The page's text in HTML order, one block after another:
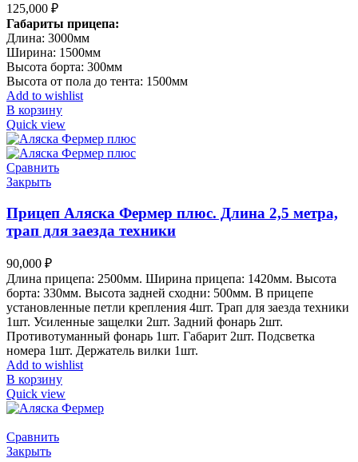
125,000 ₽
Габариты прицепа:
Длина: 3000мм
Ширина: 1500мм
Высота борта: 300мм
Высота от пола до тента: 1500мм
Add to wishlist
В корзину
Quick view
Сравнить
Закрыть
Прицеп Аляска Фермер плюс. Длина 2,5 метра,
трап для заезда техники
90,000 ₽
Длина прицепа: 2500мм. Ширина прицепа: 1420мм. Высота
борта: 330мм. Высота задней сходни: 500мм. В прицепе
установленные петли крепления 4шт. Трап для заезда техники
1шт. Усиленные защелки 2шт. Задний фонарь 2шт.
Противотуманный фонарь 1шт. Габарит 2шт. Подсветка
номера 1шт. Держатель вилки 1шт.
Add to wishlist
В корзину
Quick view
Сравнить
Закрыть